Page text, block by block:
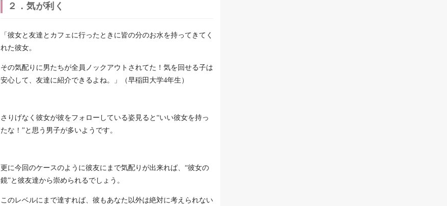
２．気が利く
「彼女と友達とカフェに行ったときに皆の分のお水を持ってきてく
れた彼女。
その気配りに男たちが全員ノックアウトされてた！気を回せる子は
安心して、友達に紹介できるよね。」（早稲田大学4年生）
さりげなく彼女が彼をフォローしている姿見ると“いい彼女を持っ
たな！”と思う男子が多いようです。
更に今回のケースのように彼友にまで気配りが出来れば、“彼女の
鏡”と彼友達から崇められるでしょう。
このレベルにまで達すれば、彼もあなた以外は絶対に考えられない